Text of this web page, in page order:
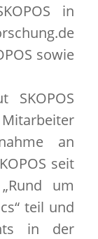
in
sowie
SKOPOS
an
seit
um
teil und
in der